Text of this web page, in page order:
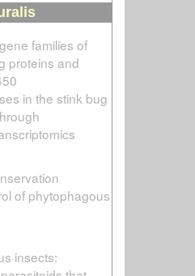
families of
proteins and
in the stink bug
of phytophagous
insects: